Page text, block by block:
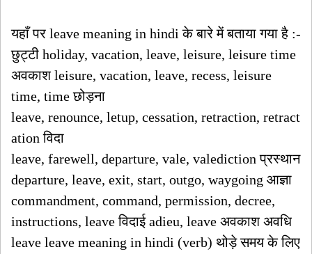
hindi
यहाँ पर leave meaning in hindi के बारे में बताया गया है :-
छुट्टी holiday, vacation, leave, leisure, leisure time
अवकाश leisure, vacation, leave, recess, leisure
time, time छोड़ना
leave, renounce, letup, cessation, retraction, retract
ation विदा
leave, farewell, departure, vale, valediction प्रस्थान
departure, leave, exit, start, outgo, waygoing आज्ञा
commandment, command, permission, decree,
instructions, leave विदाई adieu, leave अवकाश अवधि
leave leave meaning in hindi (verb) थोड़े समय के लिए